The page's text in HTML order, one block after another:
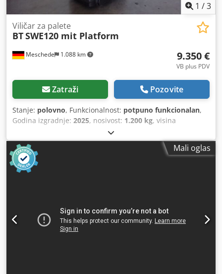
1 /3
Meschede 1.088 km
Viličar za palete
BTSWE120 mit Platform
9.350 €
VB plus PDV
Zatraži Pozovite
Stanje: polovno, Funkcionalnost: potpuno funkcionalan,
Godina izgradnje: 2025, nosivost: 1.200 kg, visina
, slobodno podizanje:
građevinska visina:1.830 mm, duljina vilica:1.150 mm,
Mali oglas